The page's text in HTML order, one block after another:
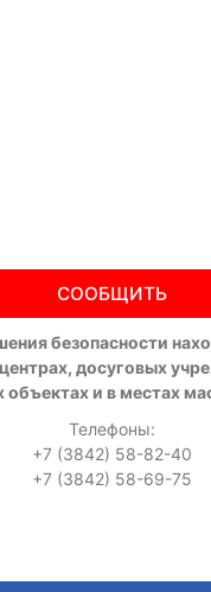
СООБЩИТЬ
безопасности
досуговых
и в местах
Телефоны:
+7 (3842) 58-82-40
+7 (3842) 58-69-75